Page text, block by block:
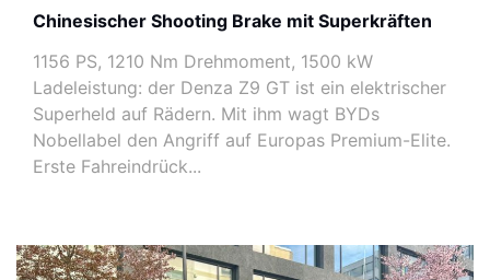
Chinesischer Shooting Brake mit Superkräften
1156 PS, 1210 Nm Drehmoment, 1500 kW
Ladeleistung: der Denza Z9 GT ist ein elektrischer
Superheld auf Rädern. Mit ihm wagt BYDs
Nobellabel den Angriff auf Europas Premium-Elite.
Erste Fahreindrück...